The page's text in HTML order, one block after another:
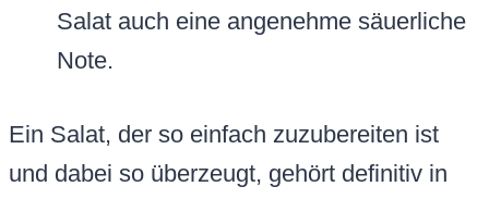
Salat auch eine angenehme säuerliche
Note.
Ein Salat, der so einfach zuzubereiten ist
und dabei so überzeugt, gehört definitiv in